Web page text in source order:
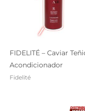
FIDELITÉ – Caviar
Acondicionador
Fidelité